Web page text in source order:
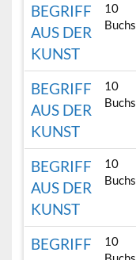
BEGRIFF
AUS DER
KUNST
10
BEGRIFF
AUS DER
KUNST
10
BEGRIFF
AUS DER
KUNST
10
BEGRIFF
10